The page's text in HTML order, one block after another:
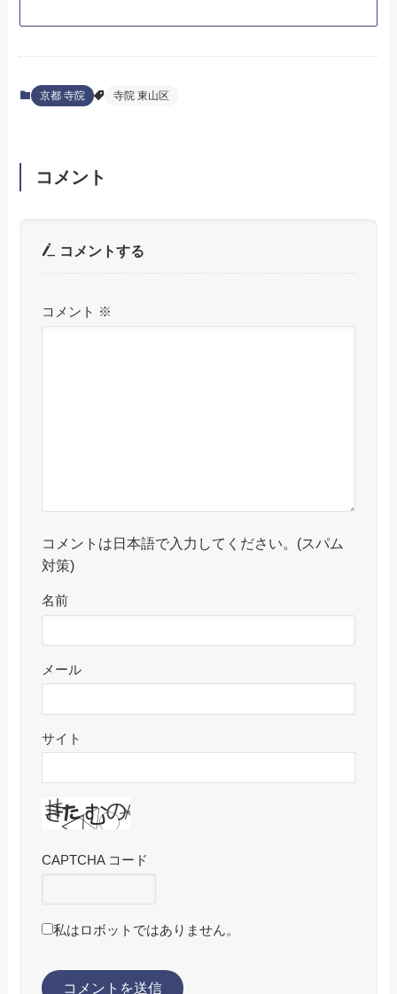
京都 寺院 寺院 東山区
コメント
コメントする
コメント ※
コメントは日本語で入力してください。(スパム
対策)
名前
メール
サイト
CAPTCHA コード
私はロボットではありません。